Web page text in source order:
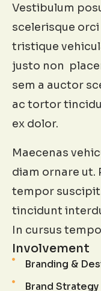
Vestibulum
scelerisque
tristique
justo non
sem a auctor
ac tortor
ex dolor.
Maecenas
diam ornare ut.
tempor
tincidunt
In cursus
Involvement
Branding &
Brand Strategy